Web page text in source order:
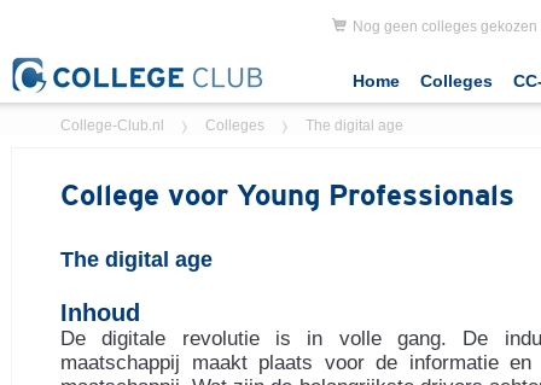
Nog geen colleges gekozen
Home Colleges
College-Club.nl Colleges The digital age
College voor Young Professionals
The digital age
Inhoud
De digitale revolutie is in volle gang. De
maatschappij maakt plaats voor de informatie en